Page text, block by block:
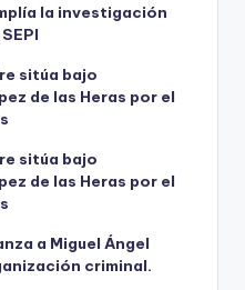
la investigación
sitúa bajo
de las Heras por el
sitúa bajo
de las Heras por el
a Miguel Ángel
criminal.